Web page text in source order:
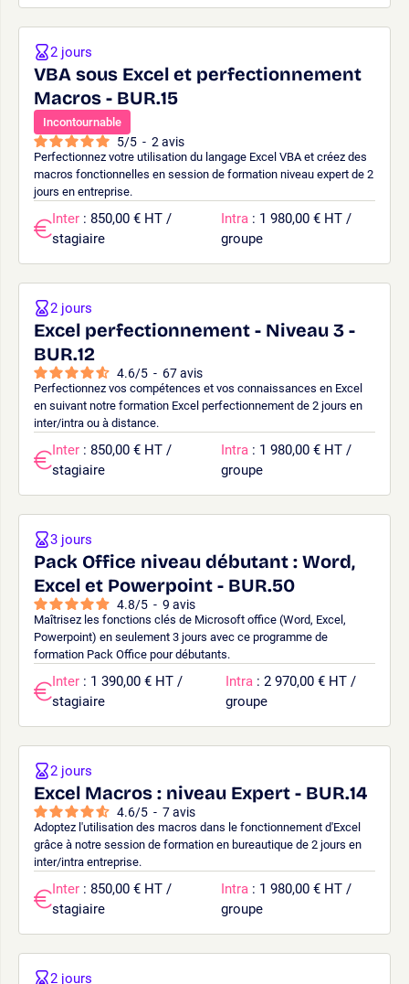
VBA sous Excel et perfectionnement
Macros - BUR.15
Incontournable
5/5 - 2 avis
Perfectionnez votre utilisation du langage Excel VBA et créez des
macros fonctionnelles en session de formation niveau expert de 2
jours en entreprise.
2 jours
Inter : 850,00 € HT /
stagiaire
Intra : 1 980,00 € HT /
groupe
Excel perfectionnement - Niveau 3 -
BUR.12
4.6/5 - 67avis
Perfectionnez vos compétences et vos connaissances en Excel
en suivant notre formation Excel perfectionnement de 2 jours en
inter/intra ou à distance.
2 jours
Inter : 850,00 € HT /
stagiaire
Intra : 1 980,00 € HT /
groupe
Pack Office niveau débutant : Word,
Excel et Powerpoint - BUR.50
4.8/5 - 9 avis
Maîtrisez les fonctions clés de Microsoft office (Word, Excel,
Powerpoint) en seulement 3 jours avec ce programme de
formation Pack Office pour débutants.
3 jours
Inter : 1 390,00 € HT /
stagiaire
Intra : 2 970,00 € HT /
groupe
Excel Macros : niveau Expert - BUR.14
4.6/5 - 7avis
Adoptez l'utilisation des macros dans le fonctionnement d'Excel
grâce à notre session de formation en bureautique de 2 jours en
inter/intra entreprise.
2 jours
Inter : 850,00 € HT /
stagiaire
Intra : 1 980,00 € HT /
groupe
2 jours